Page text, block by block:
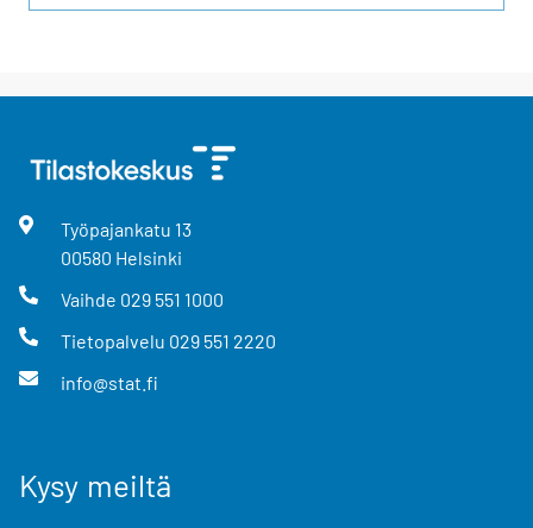
Työpajankatu 13
00580 Helsinki
Vaihde 029 551 1000
Tietopalvelu 029 551 2220
info@stat.fi
Kysy meiltä